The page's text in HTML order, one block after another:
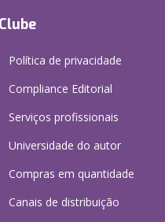
Política de privacidade
Compliance Editorial
Serviços profissionais
Universidade do autor
Compras em quantidade
Canais de distribuição